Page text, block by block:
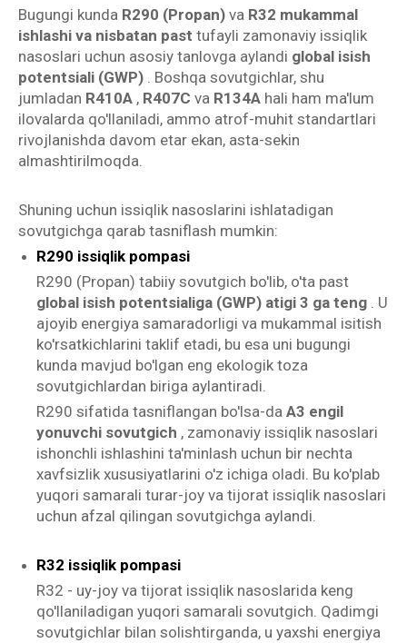
Bugungi kunda R290 (Propan) va R32 mukammal
ishlashi va nisbatan past tufayli zamonaviy issiqlik
nasoslari uchun asosiy tanlovga aylandi global isish
potentsiali (GWP) . Boshqa sovutgichlar, shu
jumladan R410A , R407C va R134A hali ham ma'lum
ilovalarda qo'llaniladi, ammo atrof-muhit standartlari
rivojlanishda davom etar ekan, asta-sekin
almashtirilmoqda.
Shuning uchun issiqlik nasoslarini ishlatadigan
sovutgichga qarab tasniflash mumkin:
R290 issiqlik pompasi
R290 (Propan) tabiiy sovutgich bo'lib, o'ta past
global isish potentsialiga (GWP) atigi 3 ga teng . U
ajoyib energiya samaradorligi va mukammal isitish
ko'rsatkichlarini taklif etadi, bu esa uni bugungi
kunda mavjud bo'lgan eng ekologik toza
sovutgichlardan biriga aylantiradi.
R290 sifatida tasniflangan bo'lsa-da A3 engil
yonuvchi sovutgich , zamonaviy issiqlik nasoslari
ishonchli ishlashini ta'minlash uchun bir nechta
xavfsizlik xususiyatlarini o'z ichiga oladi. Bu ko'plab
yuqori samarali turar-joy va tijorat issiqlik nasoslari
uchun afzal qilingan sovutgichga aylandi.
R32 issiqlik pompasi
R32 - uy-joy va tijorat issiqlik nasoslarida keng
qo'llaniladigan yuqori samarali sovutgich. Qadimgi
sovutgichlar bilan solishtirganda, u yaxshi energiya